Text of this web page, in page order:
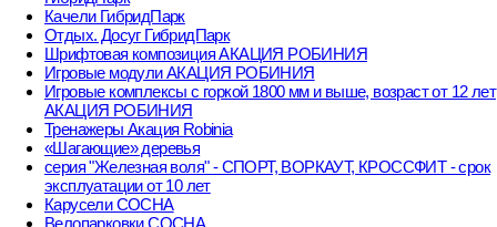
Качели ГибридПарк
Отдых. Досуг ГибридПарк
Шрифтовая композиция АКАЦИЯ РОБИНИЯ
Игровые модули АКАЦИЯ РОБИНИЯ
Игровые комплексы с горкой 1800 мм и выше, возраст от 12 лет
АКАЦИЯ РОБИНИЯ
Тренажеры Акация Robinia
«Шагающие» деревья
серия "Железная воля" - СПОРТ, ВОРКАУТ, КРОССФИТ - срок
эксплуатации от 10 лет
Карусели СОСНА
Велопарковки СОСНА